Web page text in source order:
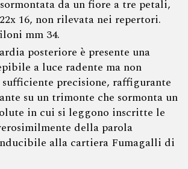
sormontata da un fiore a tre petali,
16, non rilevata nei repertori.
mm 34.
posteriore è presente una
a luce radente ma non
precisione, raffigurante
su un trimonte che sormonta un
in cui si leggono inscritte le
della parola
alla cartiera Fumagalli di